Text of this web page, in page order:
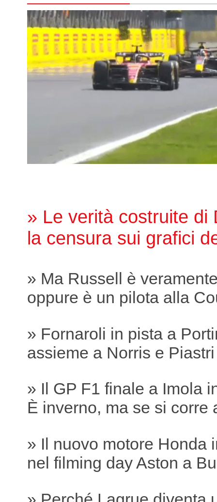
» Le verità costruite di
la censura sui grafici
» Ma Russell è
oppure è un pilota alla
» Fornaroli in pista a
assieme a Norris e Piastri
» Il GP F1 finale a Imola
È inverno, ma se si corre
» Il nuovo motore Honda
nel filming day Aston a